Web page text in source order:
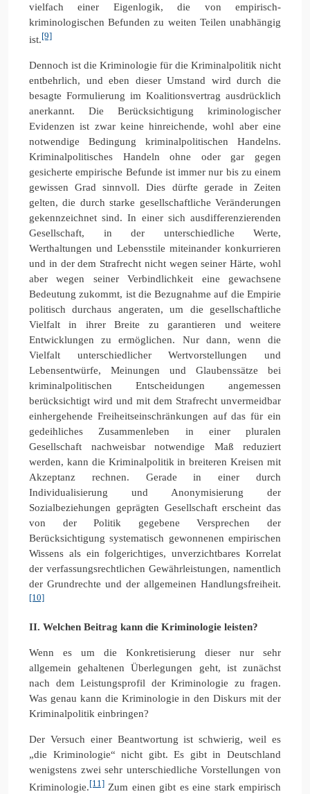
vielfach einer Eigenlogik, die von empirisch-
kriminologischen Befunden zu weiten Teilen unabhängig
ist.[9]
Dennoch ist die Kriminologie für die Kriminalpolitik nicht
entbehrlich, und eben dieser Umstand wird durch die
besagte Formulierung im Koalitionsvertrag ausdrücklich
anerkannt. Die Berücksichtigung kriminologischer
Evidenzen ist zwar keine hinreichende, wohl aber eine
notwendige Bedingung kriminalpolitischen Handelns.
Kriminalpolitisches Handeln ohne oder gar gegen
gesicherte empirische Befunde ist immer nur bis zu einem
gewissen Grad sinnvoll. Dies dürfte gerade in Zeiten
gelten, die durch starke gesellschaftliche Veränderungen
gekennzeichnet sind. In einer sich ausdifferenzierenden
Gesellschaft, in der unterschiedliche Werte,
Werthaltungen und Lebensstile miteinander konkurrieren
und in der dem Strafrecht nicht wegen seiner Härte, wohl
aber wegen seiner Verbindlichkeit eine gewachsene
Bedeutung zukommt, ist die Bezugnahme auf die Empirie
politisch durchaus angeraten, um die gesellschaftliche
Vielfalt in ihrer Breite zu garantieren und weitere
Entwicklungen zu ermöglichen. Nur dann, wenn die
Vielfalt unterschiedlicher Wertvorstellungen und
Lebensentwürfe, Meinungen und Glaubenssätze bei
kriminalpolitischen Entscheidungen angemessen
berücksichtigt wird und mit dem Strafrecht unvermeidbar
einhergehende Freiheitseinschränkungen auf das für ein
gedeihliches Zusammenleben in einer pluralen
Gesellschaft nachweisbar notwendige Maß reduziert
werden, kann die Kriminalpolitik in breiteren Kreisen mit
Akzeptanz rechnen. Gerade in einer durch
Individualisierung und Anonymisierung der
Sozialbeziehungen geprägten Gesellschaft erscheint das
von der Politik gegebene Versprechen der
Berücksichtigung systematisch gewonnenen empirischen
Wissens als ein folgerichtiges, unverzichtbares Korrelat
der verfassungsrechtlichen Gewährleistungen, namentlich
der Grundrechte und der allgemeinen Handlungsfreiheit.
[10]
II. Welchen Beitrag kann die Kriminologie leisten?
Wenn es um die Konkretisierung dieser nur sehr
allgemein gehaltenen Überlegungen geht, ist zunächst
nach dem Leistungsprofil der Kriminologie zu fragen.
Was genau kann die Kriminologie in den Diskurs mit der
Kriminalpolitik einbringen?
Der Versuch einer Beantwortung ist schwierig, weil es
„die Kriminologie“ nicht gibt. Es gibt in Deutschland
wenigstens zwei sehr unterschiedliche Vorstellungen von
Kriminologie.[11] Zum einen gibt es eine stark empirisch